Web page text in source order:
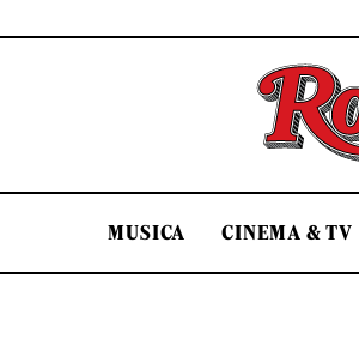
MUSICA CINEMA & TV